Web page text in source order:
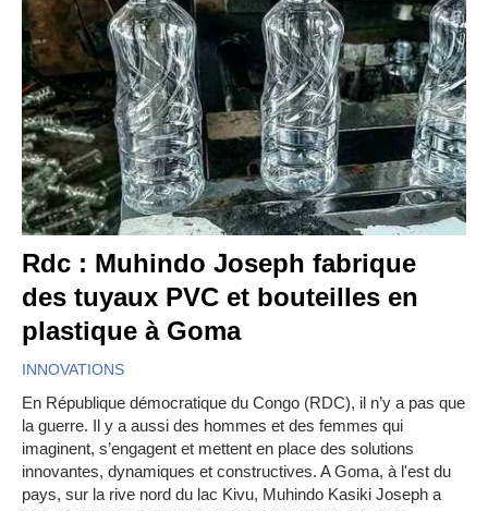
Rdc : Muhindo Joseph fabrique
des tuyaux PVC et bouteilles en
plastique à Goma
INNOVATIONS
En République démocratique du Congo (RDC), il n’y a pas que
la guerre. Il y a aussi des hommes et des femmes qui
imaginent, s’engagent et mettent en place des solutions
innovantes, dynamiques et constructives. A Goma, à l'est du
pays, sur la rive nord du lac Kivu, Muhindo Kasiki Joseph a